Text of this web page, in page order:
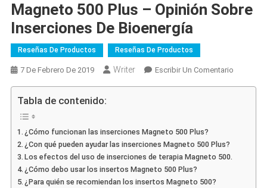
Magneto 500 Plus – Opinión Sobre
Inserciones De Bioenergía
Reseñas De Productos Reseñas De Productos
7 De Febrero De 2019 Writer Escribir Un ComentarioOn
Tabla de contenido:
¿Cómo funcionan las inserciones Magneto 500 Plus?
¿Con qué pueden ayudar las inserciones Magneto 500 Plus?
Los efectos del uso de inserciones de terapia Magneto 500.
¿Cómo debo usar los insertos Magneto 500 Plus?
¿Para quién se recomiendan los insertos Magneto 500?